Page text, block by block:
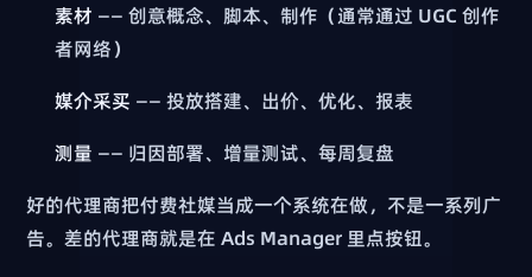
素材 —— 创意概念、脚本、制作（通常通过 UGC 创作
者网络）
媒介采买 —— 投放搭建、出价、优化、报表
测量 —— 归因部署、增量测试、每周复盘
好的代理商把付费社媒当成一个系统在做，不是一系列广
告。差的代理商就是在 Ads Manager 里点按钮。